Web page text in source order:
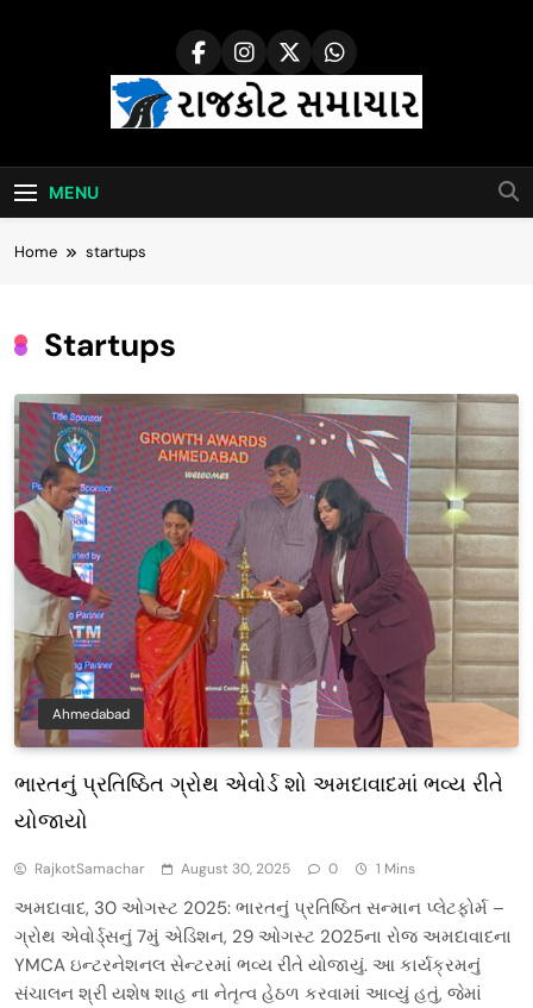
Rajkot Samachar
MENU
Home startups
Startups
Ahmedabad
ભારતનું પ્રતિષ્ઠિત ગ્રોથ એવોર્ડ શો અમદાવાદમાં ભવ્ય રીતે
યોજાયો
RajkotSamachar August 30, 2025 0 1 Mins
અમદાવાદ, 30 ઓગસ્ટ 2025: ભારતનું પ્રતિષ્ઠિત સન્માન પ્લેટફોર્મ –
ગ્રોથ એવોર્ડ્સનું 7મું એડિશન, 29 ઓગસ્ટ 2025ના રોજ અમદાવાદના
YMCA ઇન્ટરનેશનલ સેન્ટરમાં ભવ્ય રીતે યોજાયું. આ કાર્યક્રમનું
સંચાલન શ્રી યશેષ શાહ ના નેતૃત્વ હેઠળ કરવામાં આવ્યું હતું, જેમાં